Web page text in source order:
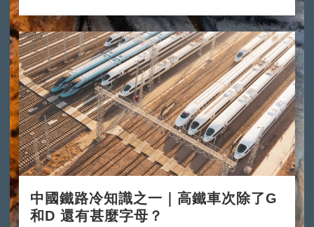
中國鐵路冷知識之一｜高鐵車次除了G
和D 還有甚麼字母？